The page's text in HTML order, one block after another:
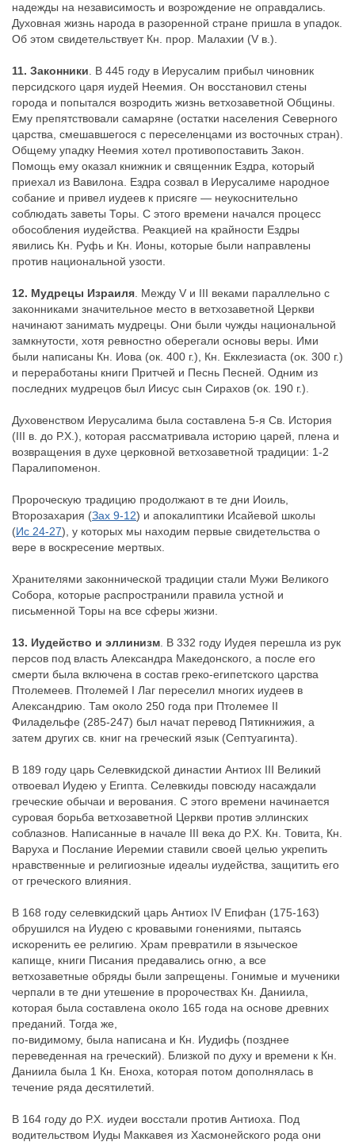
надежды на независимость и возрождение не оправдались.
Духовная жизнь народа в разоренной стране пришла в упадок.
Об этом свидетельствует Кн. прор. Малахии (V в.).
11. Законники . В 445 году в Иерусалим прибыл чиновник
персидского царя иудей Неемия. Он восстановил стены
города и попытался возродить жизнь ветхозаветной Общины.
Ему препятствовали самаряне (остатки населения Северного
царства, смешавшегося с переселенцами из восточных стран).
Общему упадку Неемия хотел противопоставить Закон.
Помощь ему оказал книжник и священник Ездра, который
приехал из Вавилона. Ездра созвал в Иерусалиме народное
собание и привел иудеев к присяге — неукоснительно
соблюдать заветы Торы. С этого времени начался процесс
обособления иудейства. Реакцией на крайности Ездры
явились Кн. Руфь и Кн. Ионы, которые были направлены
против национальной узости.
12. Мудрецы Израиля . Между V и III веками параллельно с
законниками значительное место в ветхозаветной Церкви
начинают занимать мудрецы. Они были чужды национальной
замкнутости, хотя ревностно оберегали основы веры. Ими
были написаны Кн. Иова (ок. 400 г.), Кн. Екклезиаста (ок. 300 г.)
и переработаны книги Притчей и Песнь Песней. Одним из
последних мудрецов был Иисус сын Сирахов (ок. 190 г.).
Духовенством Иерусалима была составлена 5-я Св. История
(III в. до Р.Х.), которая рассматривала историю царей, плена и
возвращения в духе церковной ветхозаветной традиции: 1-2
Паралипоменон.
Пророческую традицию продолжают в те дни Иоиль,
Второзахария (Зах 9-12) и апокалиптики Исайевой школы
(Ис 24-27), у которых мы находим первые свидетельства о
вере в воскресение мертвых.
Хранителями законнической традиции стали Мужи Великого
Собора, которые распространили правила устной и
письменной Торы на все сферы жизни.
13. Иудейство и эллинизм . В 332 году Иудея перешла из рук
персов под власть Александра Македонского, а после его
смерти была включена в состав греко-египетского царства
Птолемеев. Птолемей I Лаг переселил многих иудеев в
Александрию. Там около 250 года при Птолемее II
Филадельфе (285-247) был начат перевод Пятикнижия, а
затем других св. книг на греческий язык (Септуагинта).
В 189 году царь Селевкидской династии Антиох III Великий
отвоевал Иудею у Египта. Селевкиды повсюду насаждали
греческие обычаи и верования. С этого времени начинается
суровая борьба ветхозаветной Церкви против эллинских
соблазнов. Написанные в начале III века до Р.Х. Кн. Товита, Кн.
Варуха и Послание Иеремии ставили своей целью укрепить
нравственные и религиозные идеалы иудейства, защитить его
от греческого влияния.
В 168 году селевкидский царь Антиох IV Епифан (175-163)
обрушился на Иудею с кровавыми гонениями, пытаясь
искоренить ее религию. Храм превратили в языческое
капище, книги Писания предавались огню, а все
ветхозаветные обряды были запрещены. Гонимые и мученики
черпали в те дни утешение в пророчествах Кн. Даниила,
которая была составлена около 165 года на основе древних
преданий. Тогда же,
по-видимому, была написана и Кн. Иудифь (позднее
переведенная на греческий). Близкой по духу и времени к Кн.
Даниила была 1 Кн. Еноха, которая потом дополнялась в
течение ряда десятилетий.
В 164 году до Р.Х. иудеи восстали против Антиоха. Под
водительством Иуды Маккавея из Хасмонейского рода они